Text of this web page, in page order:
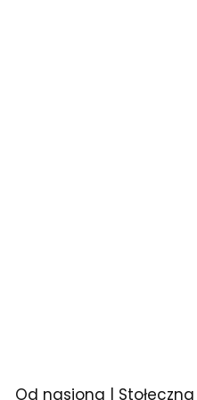
Od nasiona |